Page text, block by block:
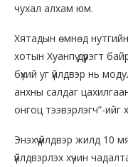
чухал алхам юм.
Хятадын өмнөд
хотын Хуанпү дүүрэгт
бүхий уг үйлдвэр нь
анхны салдаг
онгоц тээвэрлэгч”-ийг
Энэхүү үйлдвэр жилд
үйлдвэрлэх хүчин